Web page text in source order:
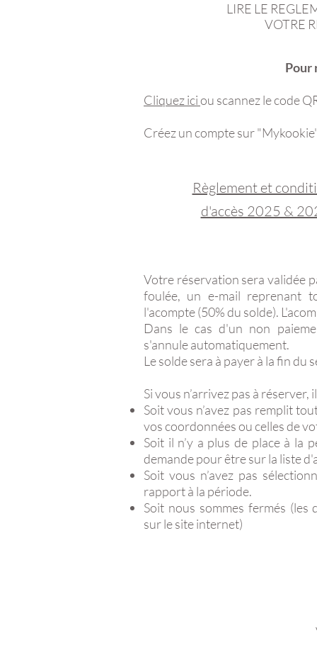
LIRE LE
VOTRE
Pour
Cliquez iciou scannez le code
Créez un compte sur
Votre réservation sera validée
foulée, un e-mail reprenant
l'acompte (50% du solde).
Dans le cas d'un non
s'annule automatiquement.
Le solde sera à payer à la fin du
Si vous n’arrivez pas à
Soit vous n’avez pas remplit
vos coordonnées ou celles de
Soit il n’y a plus de place à la
demande pour être sur la liste
Soit vous n’avez pas
rapport à la période.
Soit nous sommes fermés
sur le site internet)
Règlement et
d'accès 2025 &